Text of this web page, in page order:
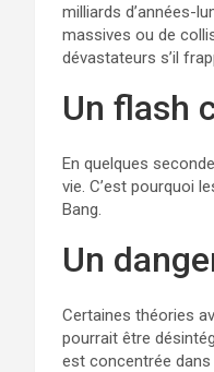
milliards d’années-
massives ou de
dévastateurs s’il
Un flash
En quelques
vie. C’est pourquoi
Bang.
Un
Certaines théories
pourrait être
est concentrée